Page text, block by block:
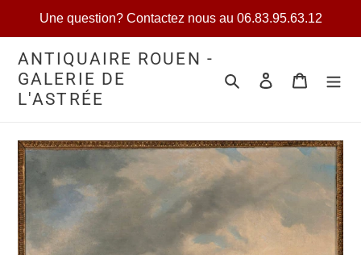
Une question? Contactez nous au 06.83.95.63.12
ANTIQUAIRE ROUEN -
GALERIE DE
L'ASTRÉE
RechercherSe connecter
Votre